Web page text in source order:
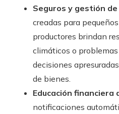
Seguros y gestión
creadas para
productores brindan
climáticos o
decisiones
de bienes.
Educación financiera
notificaciones